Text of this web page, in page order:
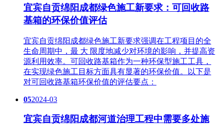
宜宾自贡绵阳成都绿色施工新要求：可回收路
基箱的环保价值评估
宜宾自贡绵阳成都绿色施工新要求强调在工程项目的全
生命周期中，最 大 限度地减少对环境的影响，并提高资
源利用效率。可回收路基箱作为一种环保型施工工具，
在实现绿色施工目标方面具有显著的环保价值。以下是
对可回收路基箱环保价值的评估要点：
052024-03
宜宾自贡绵阳成都河道治理工程中需要多处施